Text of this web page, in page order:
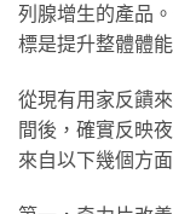
列腺增生的產品
標是提升整體體
從現有用家反饋
間後，確實反映
來自以下幾個方面